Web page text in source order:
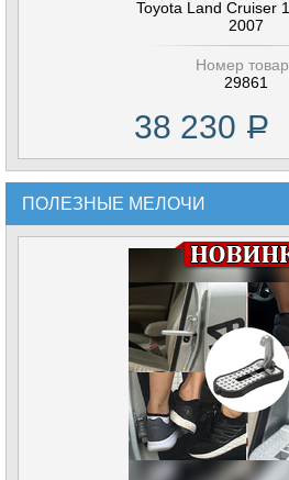
Toyota Land Cruiser
2007
Номер
29861
38 230 Р
ПОЛЕЗНЫЕ МЕЛОЧИ